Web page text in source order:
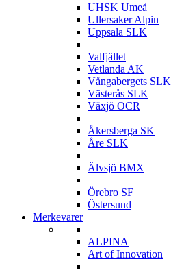
UHSK Umeå
Ullersaker Alpin
Uppsala SLK
Valfjället
Vetlanda AK
Vångabergets SLK
Västerås SLK
Växjö OCR
Åkersberga SK
Åre SLK
Älvsjö BMX
Örebro SF
Östersund
Merkevarer
ALPINA
Art of Innovation